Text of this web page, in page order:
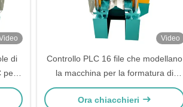
di
Video
Controllo PLC 16 file che modellano
la macchina per la formatura di
Ridge Ridge 460 con taglio
servoguidato
Ora chiacchieri